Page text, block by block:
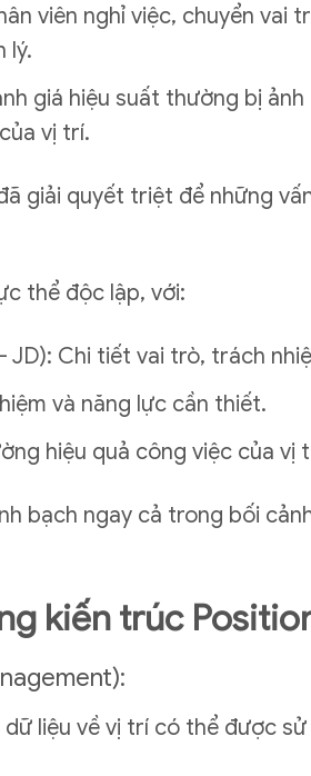
viên nghỉ việc, chuyển
lý.
giá hiệu suất thường bị
vị trí.
giải quyết triệt để những
thể độc lập, với:
Chi tiết vai trò, trách
và năng lực cần thiết.
hiệu quả công việc của
bạch ngay cả trong bối
kiến trúc
liệu về vị trí có thể được